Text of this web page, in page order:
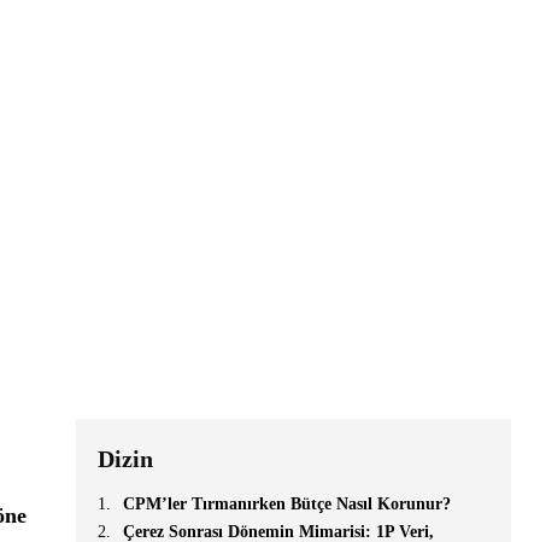
Dizin
CPM’ler Tırmanırken Bütçe Nasıl Korunur?
Çerez Sonrası Dönemin Mimarisi: 1P Veri,